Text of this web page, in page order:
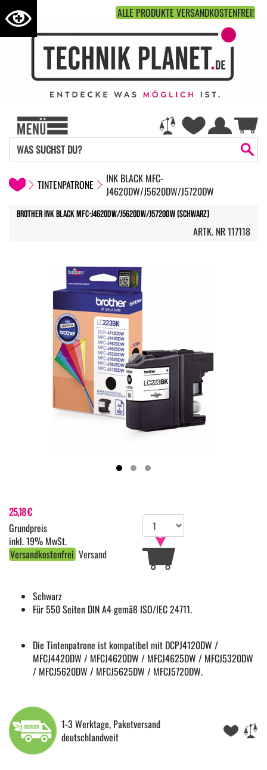
ALLE PRODUKTE VERSANDKOSTENFREI!
TINTENPATRONE
INK BLACK MFC-
J4620DW/J5620DW/J5720DW
Brother Ink black MFC-J4620DW/J5620DW/J5720DW (Schwarz)
ARTK. NR 117118
Schwarz
Für 550 Seiten DIN A4 gemäß ISO/IEC 24711.
Die Tintenpatrone ist kompatibel mit DCPJ4120DW /
MFCJ4420DW / MFCJ4620DW / MFCJ4625DW / MFCJ5320DW
/ MFCJ5620DW / MFCJ5625DW / MFCJ5720DW.
1-3 Werktage, Paketversand
deutschlandweit
25,18 €
inkl. 19% MwSt.
Versandkostenfrei Versand